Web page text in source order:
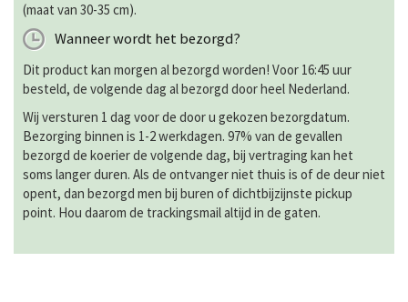
(maat van 30-35 cm).
Wanneer wordt het bezorgd?
Dit product kan morgen al bezorgd worden! Voor 16:45 uur
besteld, de volgende dag al bezorgd door heel Nederland.
Wij versturen 1 dag voor de door u gekozen bezorgdatum.
Bezorging binnen is 1-2 werkdagen. 97% van de gevallen
bezorgd de koerier de volgende dag, bij vertraging kan het
soms langer duren. Als de ontvanger niet thuis is of de deur niet
opent, dan bezorgd men bij buren of dichtbijzijnste pickup
point. Hou daarom de trackingsmail altijd in de gaten.